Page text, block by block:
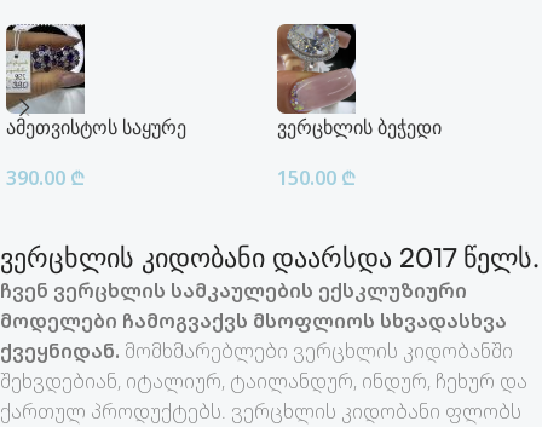
ამეთვისტოს საყურე
390.00 ₾
ვერცხლის ბეჭედი
150.00 ₾
ვერცხლის კიდობანი დაარსდა 2017 წელს.
ჩვენ ვერცხლის სამკაულების ექსკლუზიური
მოდელები ჩამოგვაქვს მსოფლიოს სხვადასხვა
ქვეყნიდან. მომხმარებლები ვერცხლის კიდობანში
შეხვდებიან, იტალიურ, ტაილანდურ, ინდურ, ჩეხურ და
ქართულ პროდუქტებს. ვერცხლის კიდობანი ფლობს